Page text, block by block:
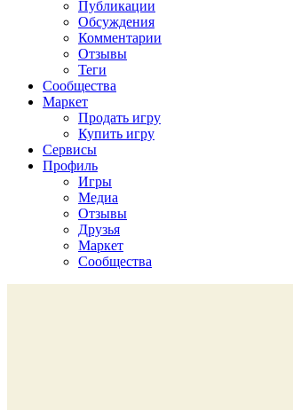
Публикации
Обсуждения
Комментарии
Отзывы
Теги
Сообщества
Маркет
Продать игру
Купить игру
Сервисы
Профиль
Игры
Медиа
Отзывы
Друзья
Маркет
Сообщества